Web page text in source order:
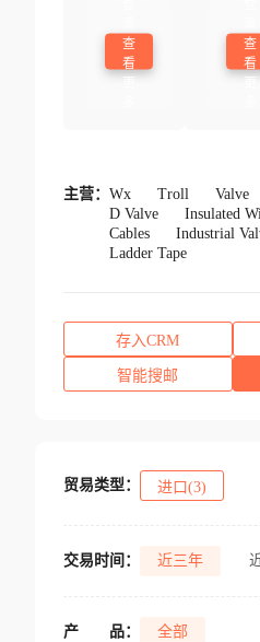
查
看
查
看
主营： Wx Troll Valve
D Valve
Insulated
Cables
Industrial
Ladder Tape
存入CRM
智能搜邮
贸易类型： 进口(3)
交易时间： 近三年
产 品： 全部